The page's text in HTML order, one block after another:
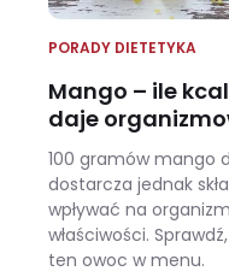
PORADY DIETETYKA
Mango – ile
daje
100 gramów mango
dostarcza jednak
wpływać na
właściwości.
ten owoc w menu.